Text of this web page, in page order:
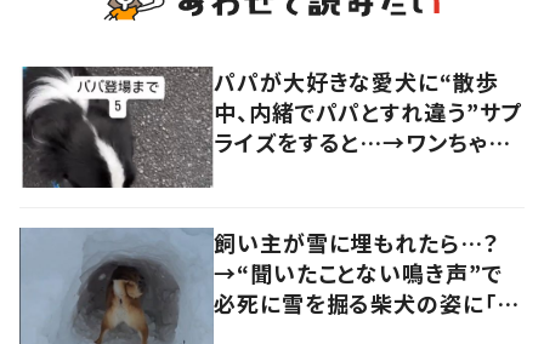
パパが大好きな愛犬に“散歩
中、内緒でパパとすれ違う”サプ
ライズをすると…→ワンちゃん
飼い主が雪に埋もれたら…？
→“聞いたことない鳴き声”で
必死に雪を掘る柴犬の姿に「涙